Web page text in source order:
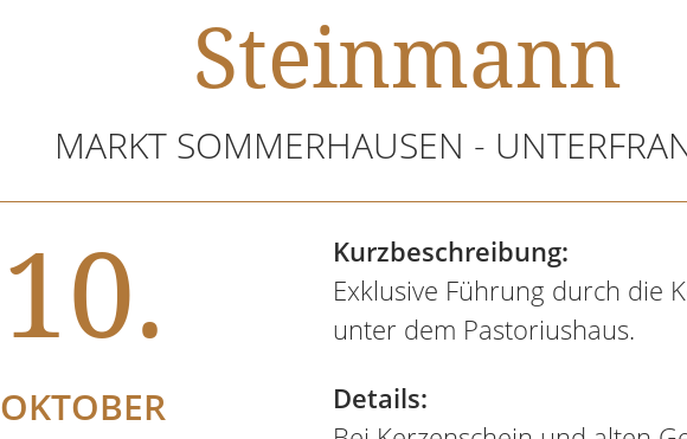
Steinmann
MARKT SOMMERHAUSEN -
10.
OKTOBER
Kurzbeschreibung:
Exklusive Führung durch die
unter dem Pastoriushaus.
Details: